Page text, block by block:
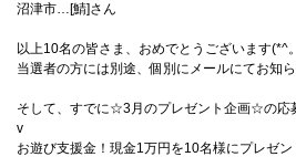
沼津市…[鯖]さん
以上10名の皆さま、おめでとうございます(*^
当選者の方には別途、個別にメールにてお知ら
そして、すでに☆3月のプレゼント企画☆の応
v
お遊び支援金！現金1万円を10名様にプレゼン